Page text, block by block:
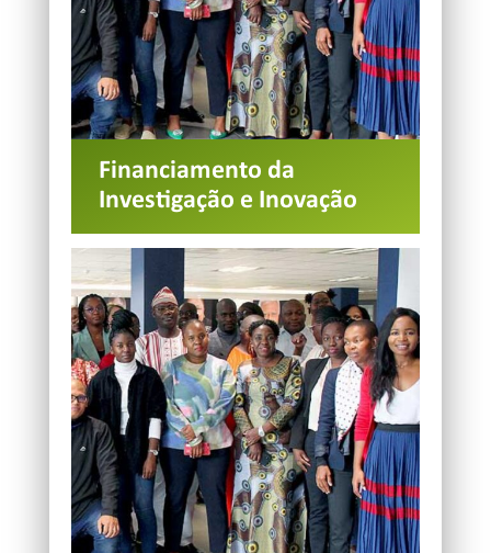
Financiamento da
Investigação e Inovação